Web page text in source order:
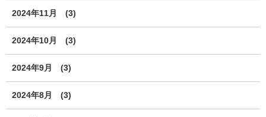
2024年11月 (3)
2024年10月 (3)
2024年9月 (3)
2024年8月 (3)